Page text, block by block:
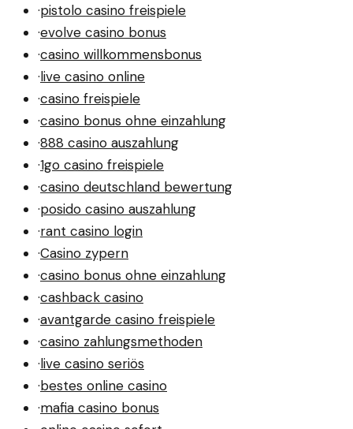
·pistolo casino freispiele
·evolve casino bonus
·casino willkommensbonus
·live casino online
·casino freispiele
·casino bonus ohne einzahlung
·888 casino auszahlung
·1go casino freispiele
·casino deutschland bewertung
·posido casino auszahlung
·rant casino login
·Casino zypern
·casino bonus ohne einzahlung
·cashback casino
·avantgarde casino freispiele
·casino zahlungsmethoden
·live casino seriös
·bestes online casino
·mafia casino bonus